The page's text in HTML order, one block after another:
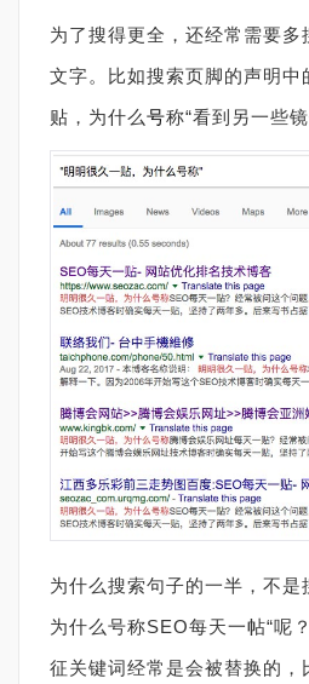
为了搜得更全，还经常需要多
文字。比如搜索页脚的声明中
贴，为什么号称“看到另一些
为什么搜索句子的一半，不是
为什么号称SEO每天一帖“呢
征关键词经常是会被替换的，